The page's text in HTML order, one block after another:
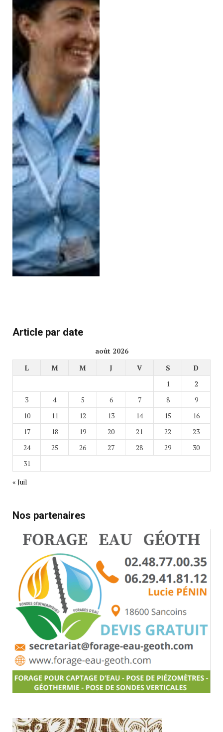
Article par date
août 2026
L
M M J V S
D
1
2
3
4 5 6 7 8
9
10
11 12 13 14 15
16
17
18 19 20 21 22
23
24
25 26 27 28 29
30
31
« Juil
Nos partenaires